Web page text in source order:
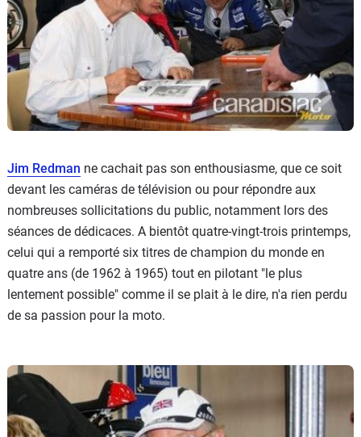
Jim Redman ne cachait pas son enthousiasme, que ce soit
devant les caméras de télévision ou pour répondre aux
nombreuses sollicitations du public, notamment lors des
séances de dédicaces. A bientôt quatre-vingt-trois printemps,
celui qui a remporté six titres de champion du monde en
quatre ans (de 1962 à 1965) tout en pilotant "le plus
lentement possible" comme il se plait à le dire, n'a rien perdu
de sa passion pour la moto.